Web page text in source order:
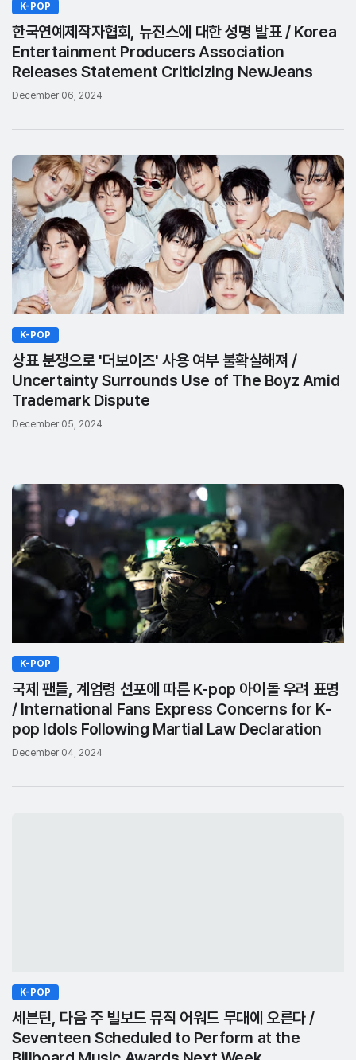
K-POP
한국연예제작자협회, 뉴진스에 대한 성명 발표 / Korea
Entertainment Producers Association
Releases Statement Criticizing NewJeans
December 06, 2024
K-POP
상표 분쟁으로 '더보이즈' 사용 여부 불확실해져 /
Uncertainty Surrounds Use of The Boyz Amid
Trademark Dispute
December 05, 2024
K-POP
국제 팬들, 계엄령 선포에 따른 K-pop 아이돌 우려 표명
/ International Fans Express Concerns for K-
pop Idols Following Martial Law Declaration
December 04, 2024
K-POP
세븐틴, 다음 주 빌보드 뮤직 어워드 무대에 오른다 /
Seventeen Scheduled to Perform at the